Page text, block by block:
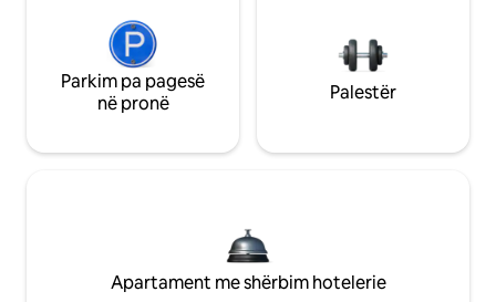
Parkim pa pagesë
në pronë
Palestër
Apartament me shërbim hotelerie